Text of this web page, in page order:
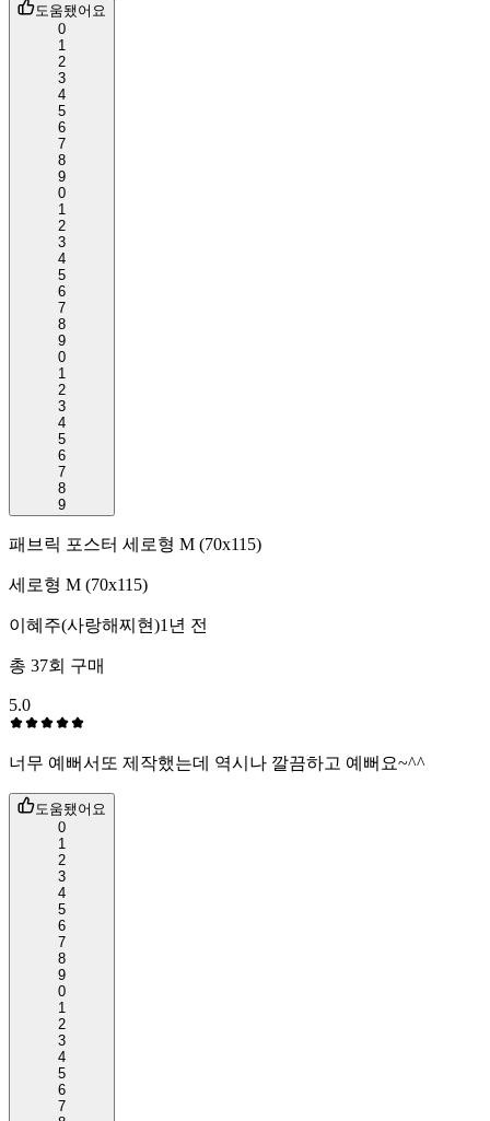
도움됐어요
0
1
2
3
4
5
6
7
8
9
0
1
2
3
4
5
6
7
8
9
0
1
2
3
4
5
6
7
8
9
패브릭 포스터 세로형 M (70x115)
세로형 M (70x115)
이혜주(사랑해찌현)1년 전
총 37회 구매
5.0
너무 예뻐서또 제작했는데 역시나 깔끔하고 예뻐요~^^
도움됐어요
0
1
2
3
4
5
6
7
8
9
0
1
2
3
4
5
6
7